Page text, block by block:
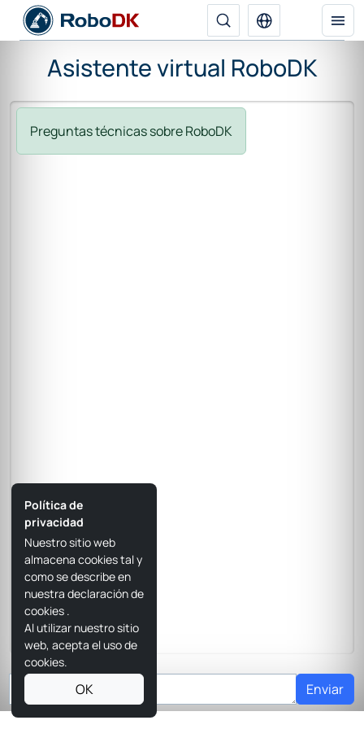
Asistente virtual RoboDK
Preguntas técnicas sobre RoboDK
Preguntas técnicas sobre RoboDK Enviar
Política de
privacidad
Nuestro sitio web
almacena cookies tal y
como se describe en
nuestra declaración de
cookies .
Al utilizar nuestro sitio
web, acepta el uso de
cookies.
OK